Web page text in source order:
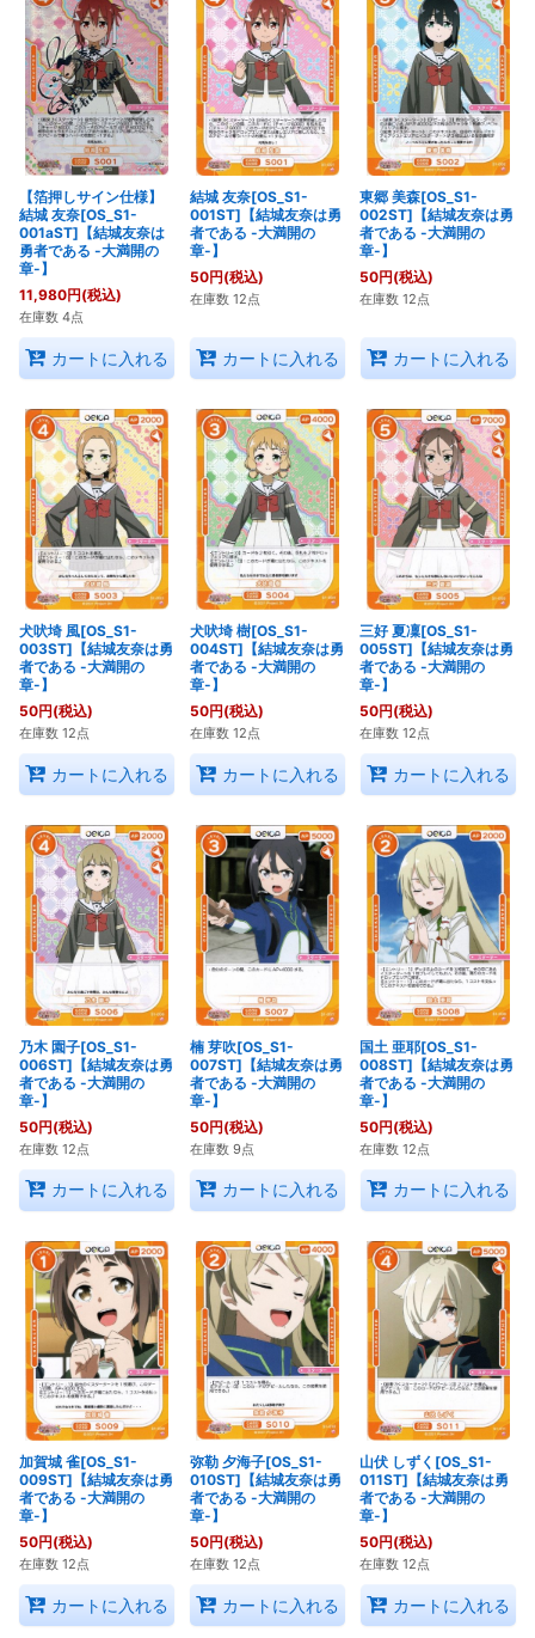
在庫あり
並び順:
絞り込む
【箔押しサイン仕様】
結城 友奈[OS_S1-
001aST]【結城友奈は
勇者である -大満開の
章-】
11,980円(税込)
在庫数 4点
カートに入れる
結城 友奈[OS_S1-
001ST]【結城友奈は勇
者である -大満開の
章-】
50円(税込)
在庫数 12点
カートに入れる
東郷 美森[OS_S1-
002ST]【結城友奈は勇
者である -大満開の
章-】
50円(税込)
在庫数 12点
カートに入れる
犬吠埼 風[OS_S1-
003ST]【結城友奈は勇
者である -大満開の
章-】
50円(税込)
在庫数 12点
カートに入れる
犬吠埼 樹[OS_S1-
004ST]【結城友奈は勇
者である -大満開の
章-】
50円(税込)
在庫数 12点
カートに入れる
三好 夏凜[OS_S1-
005ST]【結城友奈は勇
者である -大満開の
章-】
50円(税込)
在庫数 12点
カートに入れる
乃木 園子[OS_S1-
006ST]【結城友奈は勇
者である -大満開の
章-】
50円(税込)
在庫数 12点
カートに入れる
楠 芽吹[OS_S1-
007ST]【結城友奈は勇
者である -大満開の
章-】
50円(税込)
在庫数 9点
カートに入れる
国土 亜耶[OS_S1-
008ST]【結城友奈は勇
者である -大満開の
章-】
50円(税込)
在庫数 12点
カートに入れる
加賀城 雀[OS_S1-
009ST]【結城友奈は勇
者である -大満開の
章-】
50円(税込)
在庫数 12点
カートに入れる
弥勒 夕海子[OS_S1-
010ST]【結城友奈は勇
者である -大満開の
章-】
50円(税込)
在庫数 12点
カートに入れる
山伏 しずく[OS_S1-
011ST]【結城友奈は勇
者である -大満開の
章-】
50円(税込)
在庫数 12点
カートに入れる